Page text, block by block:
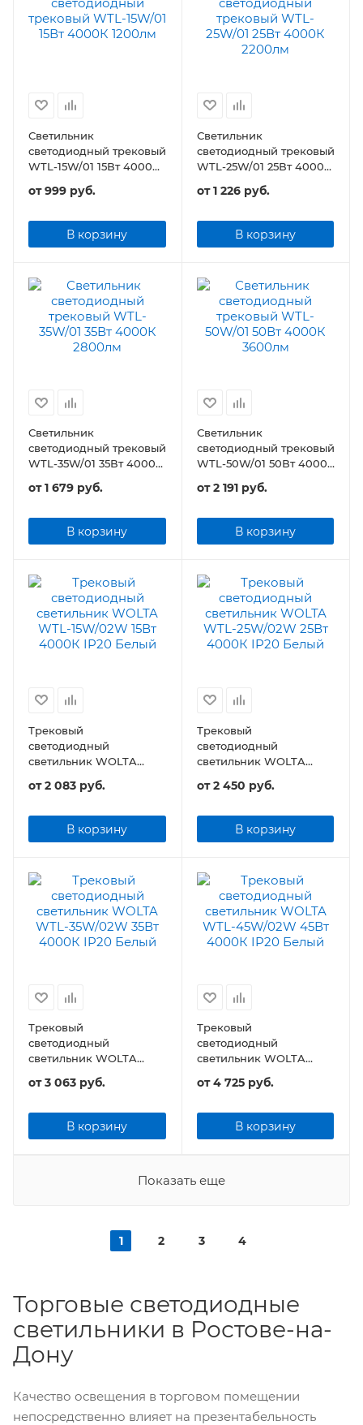
Светильник
светодиодный трековый
WTL-15W/01 15Вт 4000К
от999 руб.
В корзину
Светильник
светодиодный трековый
WTL-25W/01 25Вт 4000К
от1 226 руб.
В корзину
Светильник
светодиодный трековый
WTL-35W/01 35Вт 4000К
от1 679 руб.
В корзину
Светильник
светодиодный трековый
WTL-50W/01 50Вт 4000К
от2 191 руб.
В корзину
Трековый
светодиодный
светильник WOLTA
IP20
от2 083 руб.
В корзину
Трековый
светодиодный
светильник WOLTA
IP20
от2 450 руб.
В корзину
Трековый
светодиодный
светильник WOLTA
IP20
от3 063 руб.
В корзину
Трековый
светодиодный
светильник WOLTA
4000К IP20
от4 725 руб.
В корзину
Показать еще
1 2 3 4
Торговые светодиодные
светильники в Ростове-на-
Дону
Качество освещения в торговом помещении
непосредственно влияет на презентабельность